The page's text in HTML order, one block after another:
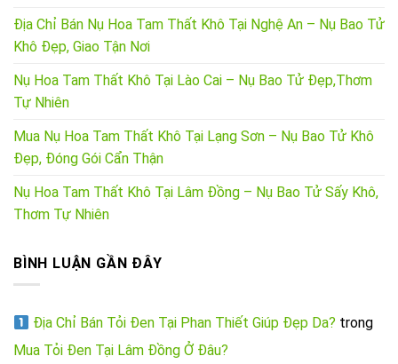
Địa Chỉ Bán Nụ Hoa Tam Thất Khô Tại Nghệ An – Nụ Bao Tử
Khô Đẹp, Giao Tận Nơi
Nụ Hoa Tam Thất Khô Tại Lào Cai – Nụ Bao Tử Đẹp,Thơm
Tự Nhiên
Mua Nụ Hoa Tam Thất Khô Tại Lạng Sơn – Nụ Bao Tử Khô
Đẹp, Đóng Gói Cẩn Thận
Nụ Hoa Tam Thất Khô Tại Lâm Đồng – Nụ Bao Tử Sấy Khô,
Thơm Tự Nhiên
BÌNH LUẬN GẦN ĐÂY
Địa Chỉ Bán Tỏi Đen Tại Phan Thiết Giúp Đẹp Da? trong
Mua Tỏi Đen Tại Lâm Đồng Ở Đâu?